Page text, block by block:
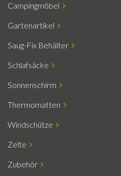
Campingmöbel
Gartenartikel
Saug-Fix Behälter
Schlafsäcke
Sonnenschirm
Thermomatten
Windschütze
Zelte
Zubehör